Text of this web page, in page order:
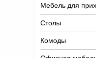
Мебель для
Столы
Комоды